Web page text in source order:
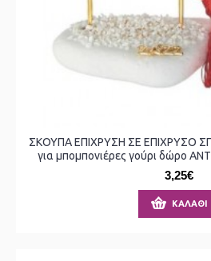
ΣΚΟΥΠΑ ΕΠΙΧΡΥΣΗ ΣΕ ΕΠΙΧΡΥΣΟ
για μπομπονιέρες γούρι δώρο
3,25€
ΚΑΛΆΘΙ